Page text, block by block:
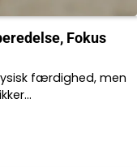
Fokus
færdighed, men